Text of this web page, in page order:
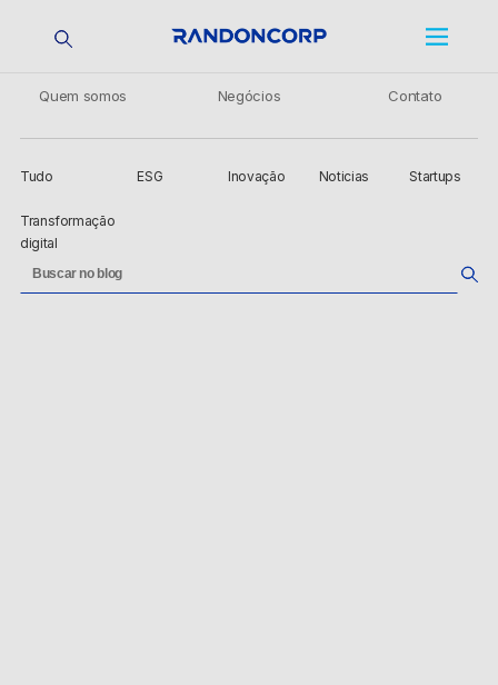
Quem somos Negócios Contato
Tudo ESG Inovação Noticias Startups
Transformação
digital